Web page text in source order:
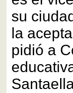
su
la
pidió a